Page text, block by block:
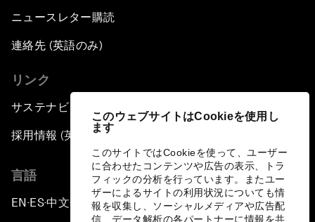
このウェブサイトはCookieを使用し
ます
このサイトではCookieを使って、ユーザー
に合わせたコンテンツや広告の表示、トラ
フィックの分析を行っています。またユー
ザーによるサイトの利用状況についても情
報を収集し、ソーシャルメディアや広告配
信、データ解析の各パートナーに情報を共
ニュースレター購読
連絡先 (英語のみ)
リンク
サステナビリティへの取り組み
採用情報 (英語のみ)
言語
EN ▪ES▪中文▪ 日本語